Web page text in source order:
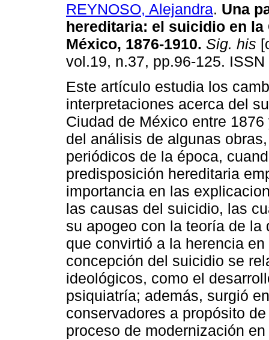
REYNOSO, Alejandra. Una
hereditaria: el suicidio en la
México, 1876-1910. Sig. his
vol.19, n.37, pp.96-125.
Este artículo estudia los
interpretaciones acerca del
Ciudad de México entre
del análisis de algunas
periódicos de la época,
predisposición hereditaria
importancia en las
las causas del suicidio, las
su apogeo con la teoría de la
que convirtió a la herencia
concepción del suicidio se
ideológicos, como el
psiquiatría; además, surgió
conservadores a propósito
proceso de modernización